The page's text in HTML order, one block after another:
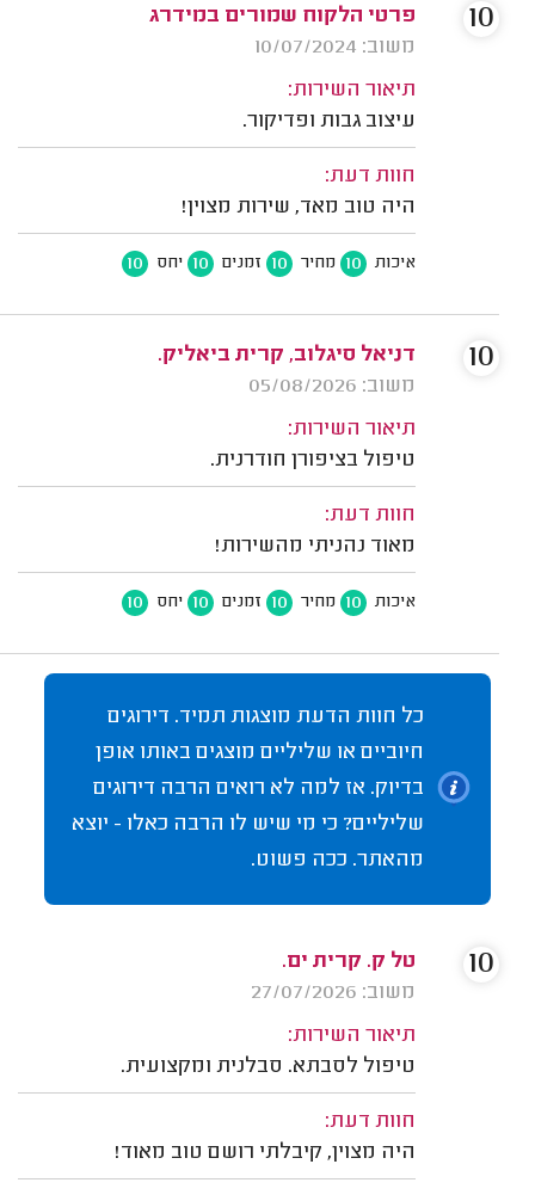
פרטי הלקוח שמורים במידרג
משוב: 10/07/2024
תיאור השירות:
עיצוב גבות ופדיקור.
חוות דעת:
היה טוב מאד, שירות מצוין!
איכות 10 מחיר 10 זמנים 10 יחס 10
10
דניאל סיגלוב, קרית ביאליק.
משוב: 05/08/2026
תיאור השירות:
טיפול בציפורן חודרנית.
חוות דעת:
מאוד נהניתי מהשירות!
איכות 10 מחיר 10 זמנים 10 יחס 10
10
כל חוות הדעת מוצגות תמיד. דירוגים
חיוביים או שליליים מוצגים באותו אופן
בדיוק. אז למה לא רואים הרבה דירוגים
שליליים? כי מי שיש לו הרבה כאלו - יוצא
מהאתר. ככה פשוט.
טל ק. קרית ים.
משוב: 27/07/2026
תיאור השירות:
טיפול לסבתא. סבלנית ומקצועית.
חוות דעת:
היה מצוין, קיבלתי רושם טוב מאוד!
10